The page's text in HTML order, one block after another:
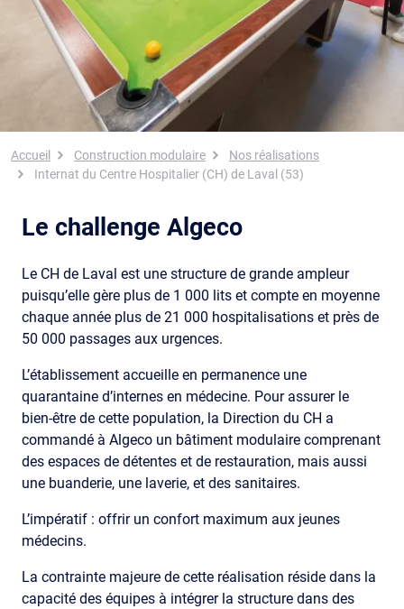
Fil d'Ariane
Accueil Construction modulaire
Nos réalisations
Internat du Centre Hospitalier (CH) de Laval (53)
Le challenge Algeco
Le CH de Laval est une structure de grande ampleur
puisqu’elle gère plus de 1 000 lits et compte en moyenne
chaque année plus de 21 000 hospitalisations et près de
50 000 passages aux urgences.
L’établissement accueille en permanence une
quarantaine d’internes en médecine. Pour assurer le
bien-être de cette population, la Direction du CH a
commandé à Algeco un bâtiment modulaire comprenant
des espaces de détentes et de restauration, mais aussi
une buanderie, une laverie, et des sanitaires.
L’impératif : offrir un confort maximum aux jeunes
médecins.
La contrainte majeure de cette réalisation réside dans la
capacité des équipes à intégrer la structure dans des